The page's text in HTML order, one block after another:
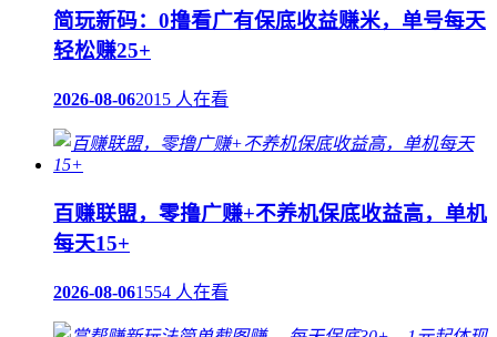
简玩新码：0撸看广有保底收益赚米，单号每天
轻松赚25+
2026-08-062015 人在看
百赚联盟，零撸广赚+不养机保底收益高，单机
每天15+
2026-08-061554 人在看